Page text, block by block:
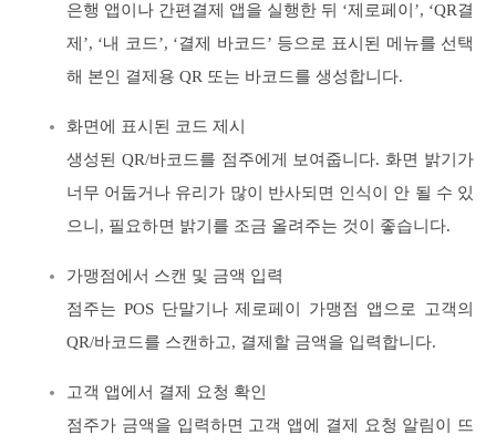
은행 앱이나 간편결제 앱을 실행한 뒤 ‘제로페이’, ‘QR결
제’, ‘내 코드’, ‘결제 바코드’ 등으로 표시된 메뉴를 선택
해 본인 결제용 QR 또는 바코드를 생성합니다.
화면에 표시된 코드 제시
생성된 QR/바코드를 점주에게 보여줍니다. 화면 밝기가
너무 어둡거나 유리가 많이 반사되면 인식이 안 될 수 있
으니, 필요하면 밝기를 조금 올려주는 것이 좋습니다.
가맹점에서 스캔 및 금액 입력
점주는 POS 단말기나 제로페이 가맹점 앱으로 고객의
QR/바코드를 스캔하고, 결제할 금액을 입력합니다.
고객 앱에서 결제 요청 확인
점주가 금액을 입력하면 고객 앱에 결제 요청 알림이 뜨